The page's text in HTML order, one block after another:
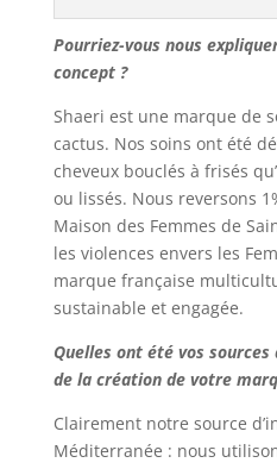
Pourriez-vous nous
concept ?
Shaeri est une marque de
cactus. Nos soins ont été
cheveux bouclés à frisés
ou lissés. Nous reversons
Maison des Femmes de
les violences envers les
marque française
sustainable et engagée.
Quelles ont été vos
de la création de votre
Clairement notre source
Méditerranée : nous